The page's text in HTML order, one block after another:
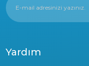
Yardım